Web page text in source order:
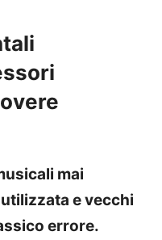
mai
e vecchi
errore.